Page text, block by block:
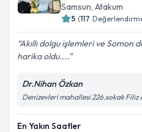
Samsun, Atakum
5 (117
Akıllı dolgu işlemleri ve Somon
harika oldu....
Dr.Nihan Özkan
Denizevleri mahallesi 226.sokak Filiz
En Yakın Saatler